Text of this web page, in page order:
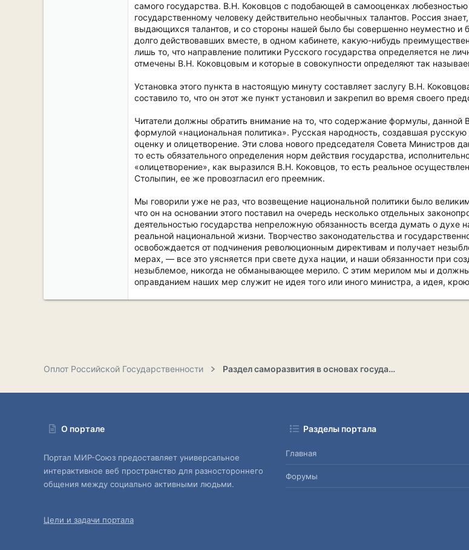
самого государства. В.Н. Коковцов с подобающей в самооценках
государственному человеку действительно необычных талантов. Россия
выдающихся талантов, и со стороны нашей было бы совершенно неуместно и
долго действовавших вместе, в одном кабинете, какую-нибудь
лишь то, что направление политики Русского государства определяется не
отмечены В.Н. Коковцовым и которые в совокупности определяют так
Установка этого пункта в настоящую минуту составляет заслугу В.Н.
составило то, что он этот же пункт установил и закрепил во время своего
Читатели должны обратить внимание на то, что содержание формулы,
формулой «национальная политика». Русская народность, создавшая
оценку и олицетворение. Эти слова нового председателя Совета Министров
то есть обязательного определения норм действия государства,
«олицетворение», как выразился В.Н. Коковцов, то есть реальное
Столыпин, ее же провозгласил его преемник.
Мы говорили уже не раз, что возвещение национальной политики было
что он на основании этого поставил на очередь несколько отдельных
деятельностью государства непреложную обязанность всегда думать о
реальной национальной жизни. Творчество законодательства и
освобождается от подчинения революционным директивам и получает
мерах, — все это уясняется при свете духа нации, и наши обязанности при
незыблемое, никогда не обманывающее мерило. С этим мерилом мы и должны
оправданием наших мер служит не идея того или иного министра, а идея,
Оплот Российской Государственности Раздел саморазвития в основах государственности
О портале
Портал МИР-Союз предоставляет универсальное
интерактивное веб пространство для разностороннего
общения между социально активными людьми.
Цели и задачи портала
Разделы портала
Главная
Форумы